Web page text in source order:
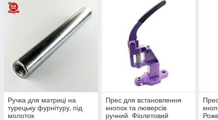
Ручка для матриці на
турецьку фурнітуру, під
молоток
Прес для встановлення
кнопок та люверсів
ручний. Фіолетовий